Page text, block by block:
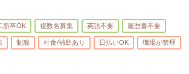
新卒OK 複数名募集 英語不要 履歴書不要
制服 社食/補助あり 日払いOK 職場が禁煙